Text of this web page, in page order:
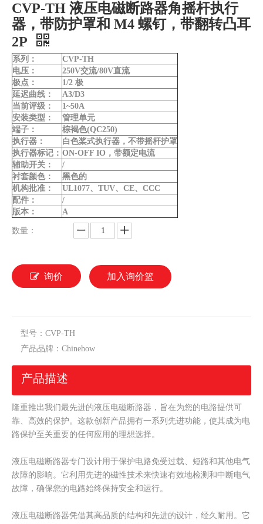
CVP-TH 液压电磁断路器角摇杆执行
器，带防护罩和 M4 螺钉，带翻转凸耳
2P
系列：
CVP-TH
电压：
250V交流/80V直流
极点：
1/2 极
延迟曲线：
A3/D3
当前评级：
1~50A
安装类型：
管理单元
端子：
棕褐色(QC250)
执行器：
白色桨式执行器，不带摇杆护罩
执行器标记： ON-OFF IO，带额定电流
辅助开关：
/
衬套颜色：
黑色的
机构批准：
UL1077、TUV、CE、CCC
配件：
/
版本：
A
数量：
询价 加入询价篮
型号： CVP-TH
产品品牌： Chinehow
产品描述
隆重推出我们最先进的液压电磁断路器，旨在为您的电路提供可
靠、高效的保护。这款创新产品拥有一系列先进功能，使其成为电
路保护至关重要的任何应用的理想选择。
液压电磁断路器专门设计用于保护电路免受过载、短路和其他电气
故障的影响。它利用先进的磁性技术来快速有效地检测和中断电气
故障，确保您的电路始终保持安全和运行。
液压电磁断路器凭借其高品质的结构和先进的设计，经久耐用。它